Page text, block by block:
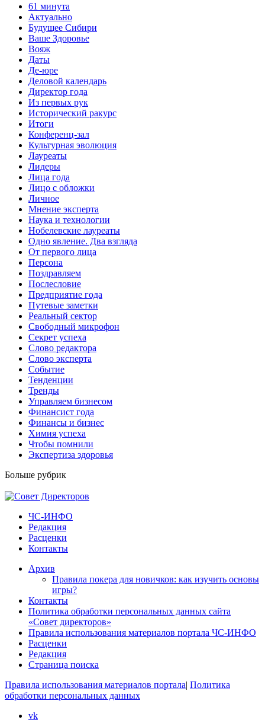
61 минута
Актуально
Будущее Сибири
Ваше Здоровье
Вояж
Даты
Де-юре
Деловой календарь
Директор года
Из первых рук
Исторический ракурс
Итоги
Конференц-зал
Культурная эволюция
Лауреаты
Лидеры
Лица года
Лицо с обложки
Личное
Мнение эксперта
Наука и технологии
Нобелевские лауреаты
Одно явление. Два взгляда
От первого лица
Персона
Поздравляем
Послесловие
Предприятие года
Путевые заметки
Реальный сектор
Свободный микрофон
Секрет успеха
Слово редактора
Слово эксперта
Событие
Тенденции
Тренды
Управляем бизнесом
Финансист года
Финансы и бизнес
Химия успеха
Чтобы помнили
Экспертиза здоровья
Больше рубрик
ЧС-ИНФО
Редакция
Расценки
Контакты
Архив
Правила покера для новичков: как изучить основы
игры?
Контакты
Политика обработки персональных данных сайта
«Совет директоров»
Правила использования материалов портала ЧС-ИНФО
Расценки
Редакция
Страница поиска
Правила использования материалов портала| Политика
обработки персональных данных
vk